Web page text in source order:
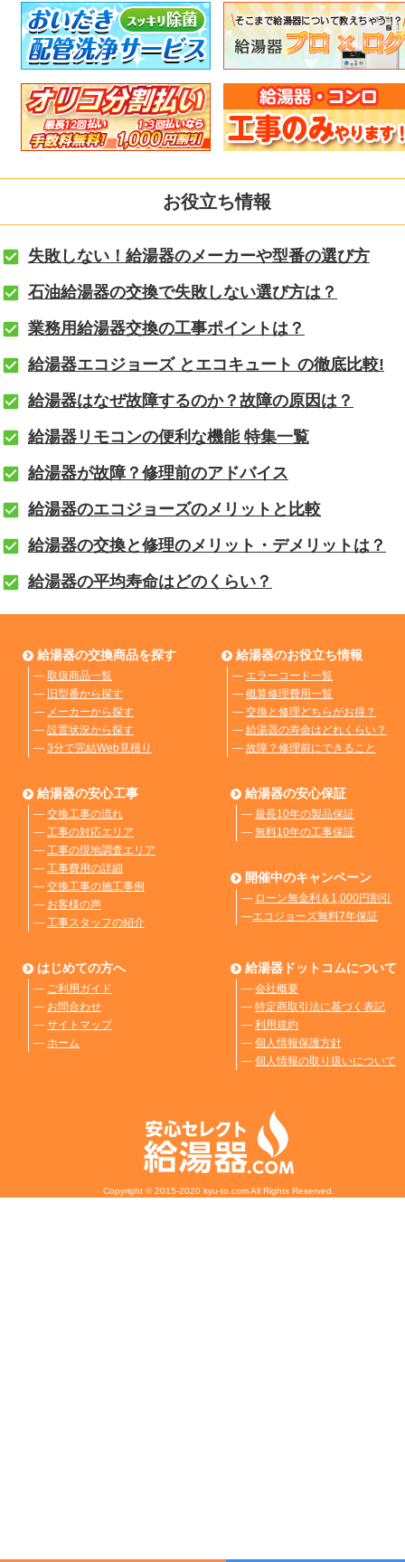
お役立ち情報
失敗しない！給湯器のメーカーや型番の選び方
石油給湯器の交換で失敗しない選び方は？
業務用給湯器交換の工事ポイントは？
給湯器エコジョーズ とエコキュート の徹底比較!
給湯器はなぜ故障するのか？故障の原因は？
給湯器リモコンの便利な機能 特集一覧
給湯器が故障？修理前のアドバイス
給湯器のエコジョーズのメリットと比較
給湯器の交換と修理のメリット・デメリットは？
給湯器の平均寿命はどのくらい？
給湯器の交換商品を探す
― 取扱商品一覧
― 旧型番から探す
― メーカーから探す
― 設置状況から探す
― 3分で完結Web見積り
給湯器のお役立ち情報
― エラーコード一覧
― 概算修理費用一覧
― 交換と修理どちらがお得？
― 給湯器の寿命はどれくらい？
― 故障？修理前にできること
給湯器の安心工事
― 交換工事の流れ
― 工事の対応エリア
― 工事の現地調査エリア
― 工事費用の詳細
― 交換工事の施工事例
― お客様の声
― 工事スタッフの紹介
給湯器の安心保証
― 最長10年の製品保証
― 無料10年の工事保証
開催中のキャンペーン
― ローン無金利＆1,000円割引
―エコジョーズ無料7年保証
はじめての方へ
― ご利用ガイド
― お問合わせ
― サイトマップ
― ホーム
給湯器ドットコムについて
― 会社概要
― 特定商取引法に基づく表記
― 利用規約
― 個人情報保護方針
― 個人情報の取り扱いについて
Copyright © 2015-2020 kyu-to.com All Rights Reserved.